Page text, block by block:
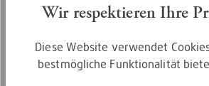
Wir respektieren Ihre
Diese Website verwendet
bestmögliche Funktionalität